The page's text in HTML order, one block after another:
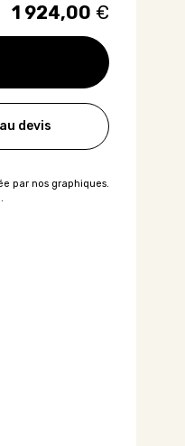
1 924,00 €
devis